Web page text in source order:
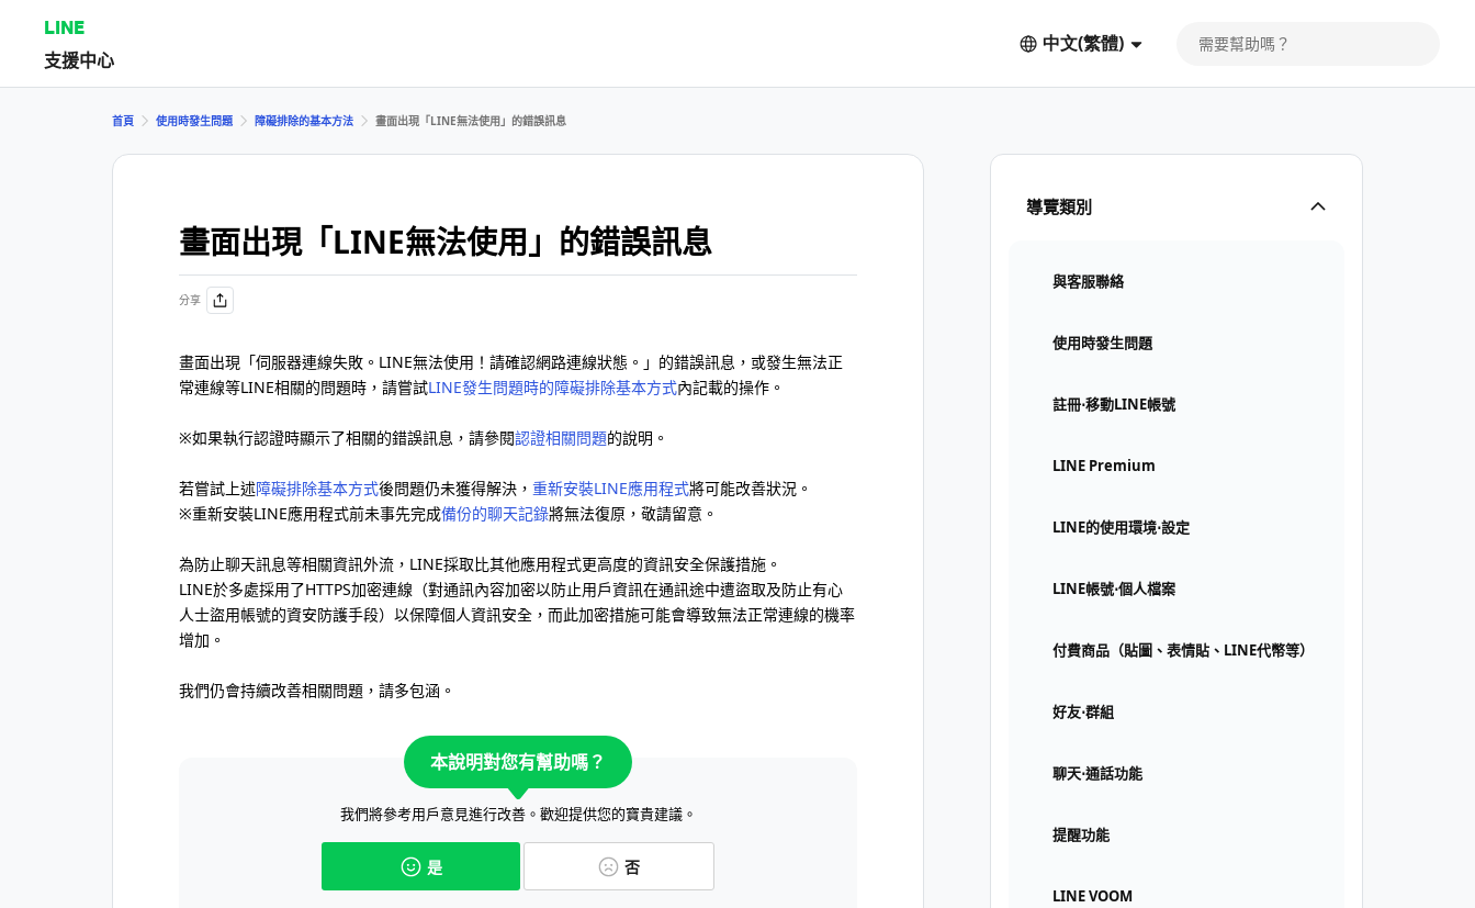
LINE
支援中心
中文(繁體)
導覽類別
與客服聯絡
使用時發生問題
註冊⋅移動LINE帳號
LINE Premium
LINE的使用環境⋅設定
LINE帳號⋅個人檔案
付費商品（貼圖、表情貼、LINE代幣等）
好友⋅群組
聊天⋅通話功能
提醒功能
LINE VOOM
首頁 使用時發生問題 障礙排除的基本方法 畫面出現「LINE無法使用」的錯誤訊息
畫面出現「LINE無法使用」的錯誤訊息
分享
畫面出現「伺服器連線失敗。LINE無法使用！請確認網路連線狀態。」的錯誤訊息，或發生無法正
常連線等LINE相關的問題時，請嘗試LINE發生問題時的障礙排除基本方式內記載的操作。
※如果執行認證時顯示了相關的錯誤訊息，請參閱認證相關問題的說明。
若嘗試上述障礙排除基本方式後問題仍未獲得解決， 重新安裝LINE應用程式將可能改善狀況。
※重新安裝LINE應用程式前未事先完成備份的聊天記錄將無法復原，敬請留意。
為防止聊天訊息等相關資訊外流，LINE採取比其他應用程式更高度的資訊安全保護措施。
LINE於多處採用了HTTPS加密連線（對通訊內容加密以防止用戶資訊在通訊途中遭盜取及防止有心
人士盜用帳號的資安防護手段）以保障個人資訊安全，而此加密措施可能會導致無法正常連線的機率
增加。
我們仍會持續改善相關問題，請多包涵。
本說明對您有幫助嗎？
我們將參考用戶意見進行改善。歡迎提供您的寶貴建議。
是 否